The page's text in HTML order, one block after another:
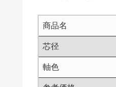
商品名
芯径
軸色